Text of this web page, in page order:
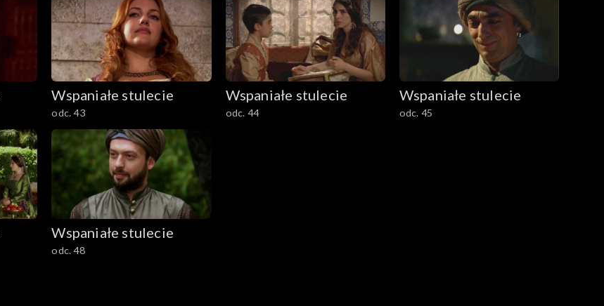
Wspaniałe stulecie
odc. 43
Wspaniałe stulecie
odc. 44
Wspaniałe stulecie
odc. 45
Wspaniałe stulecie
odc. 48